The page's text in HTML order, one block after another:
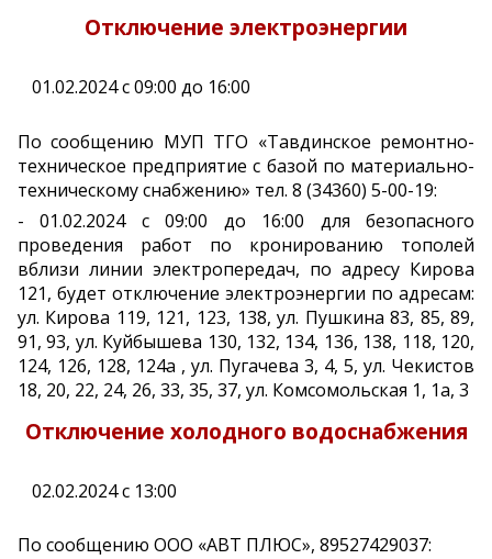
Отключение электроэнергии
01.02.2024 с 09:00 до 16:00
По сообщению МУП ТГО «Тавдинское ремонтно-
техническое предприятие с базой по материально-
техническому снабжению» тел. 8 (34360) 5-00-19:
- 01.02.2024 с 09:00 до 16:00 для безопасного
проведения работ по кронированию тополей
вблизи линии электропередач, по адресу Кирова
121, будет отключение электроэнергии по адресам:
ул. Кирова 119, 121, 123, 138, ул. Пушкина 83, 85, 89,
91, 93, ул. Куйбышева 130, 132, 134, 136, 138, 118, 120,
124, 126, 128, 124а , ул. Пугачева 3, 4, 5, ул. Чекистов
18, 20, 22, 24, 26, 33, 35, 37, ул. Комсомольская 1, 1а, 3
Отключение холодного водоснабжения
02.02.2024 с 13:00
По сообщению ООО «АВТ ПЛЮС», 89527429037: